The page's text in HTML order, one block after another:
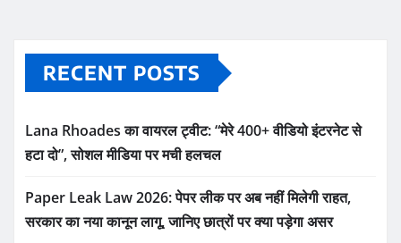
RECENT POSTS
Lana Rhoades का वायरल ट्वीट: “मेरे 400+ वीडियो इंटरनेट से
हटा दो”, सोशल मीडिया पर मची हलचल
Paper Leak Law 2026: पेपर लीक पर अब नहीं मिलेगी राहत,
सरकार का नया कानून लागू, जानिए छात्रों पर क्या पड़ेगा असर